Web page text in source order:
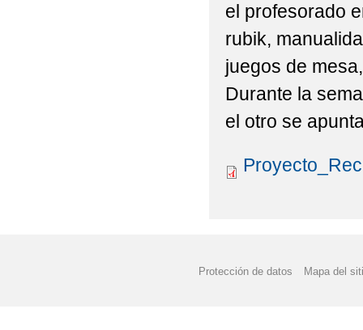
el profesorado
rubik,
juegos de
Durante la
el otro se
Protección de datos Mapa del